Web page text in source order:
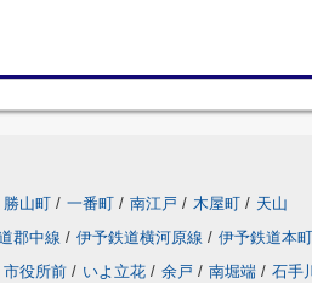
勝山町 / 一番町 / 南江戸 / 木屋町 / 天山
郡中線 / 伊予鉄道横河原線 / 伊予鉄道本
市役所前 / いよ立花 / 余戸 / 南堀端 / 石手